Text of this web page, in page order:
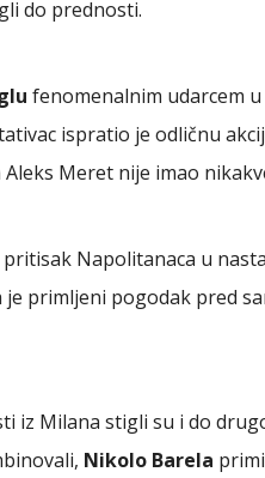
do prednosti.
fenomenalnim udarcem
ispratio je odličnu
Meret nije imao
pritisak Napolitanaca u
je primljeni pogodak pred
iz Milana stigli su i do
Nikolo Barela